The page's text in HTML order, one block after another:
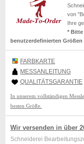
von
Ihre
* Bitte
benutzerdefinierten Größen
FARBKARTE
MESSANLEITUNG
QUALITÄTSGARANTIE
In unserem vollständigen
besten Größe.
Wir versenden in über
Schneiderei